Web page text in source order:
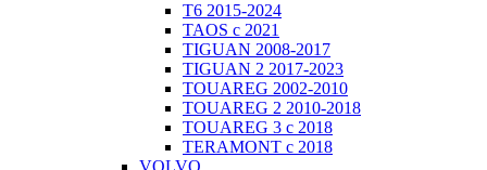
T6 2015-2024
TAOS с 2021
TIGUAN 2008-2017
TIGUAN 2 2017-2023
TOUAREG 2002-2010
TOUAREG 2 2010-2018
TOUAREG 3 с 2018
TERAMONT с 2018
VOLVO